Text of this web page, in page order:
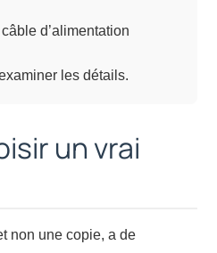
d’alimentation
les détails.
un vrai
non une copie, a de